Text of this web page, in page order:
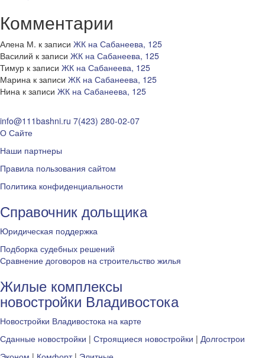
Комментарии
Алена М. к записи ЖК на Сабанеева, 125
Василий к записи ЖК на Сабанеева, 125
Тимур к записи ЖК на Сабанеева, 125
Марина к записи ЖК на Сабанеева, 125
Нина к записи ЖК на Сабанеева, 125
info@111bashni.ru 7(423) 280-02-07
О Сайте
Наши партнеры
Правила пользования сайтом
Политика конфиденциальности
Справочник дольщика
Юридическая поддержка
Подборка судебных решений
Сравнение договоров на строительство жилья
Жилые комплексы
новостройки Владивостока
Новостройки Владивостока на карте
Сданные новостройки | Строящиеся новостройки | Долгострои